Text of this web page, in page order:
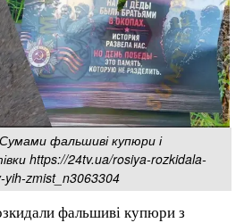
фальшиві купюри і
https://24tv.ua/rosiya-rozkidala-
yih-zmist_n3063304
фальшиві купюри з